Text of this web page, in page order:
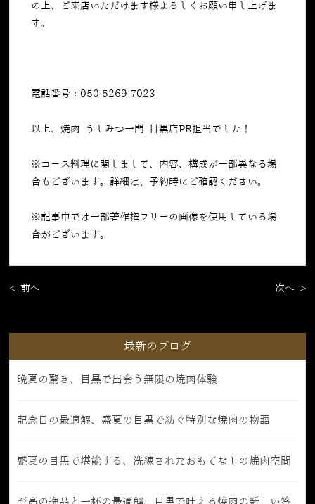
の上、ご来店いただけます様よろしくお願い申し上げま
す。
電話番号：050-5269-7023
以上、焼肉 うしみつ一門 目黒店PR担当でした！
※コース料理に関しまして、内容、構成が一部異なる場
合もございます。詳細は、予約時にご確認ください。
※記事中では一部著作権フリーの画像を使用している場
合がございます。
< 前へ 次へ >
最新のブログ
晩夏の驚き、目黒で出会う無限の焼肉体験
記念日の最適解、盛夏の目黒で紡ぐ特別な焼肉の物語
盛夏の目黒で堪能する、洗練されたおもてなしの焼肉空間